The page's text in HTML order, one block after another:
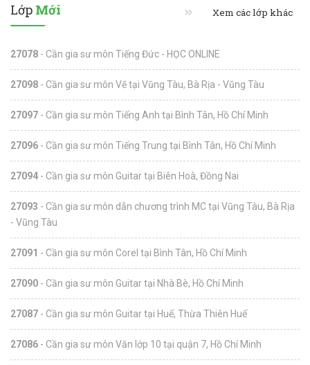
Lớp Mới Xem các lớp khác
27078 - Cần gia sư môn Tiếng Đức - HỌC ONLINE
27098 - Cần gia sư môn Vẽ tại Vũng Tàu, Bà Rịa - Vũng Tàu
27097 - Cần gia sư môn Tiếng Anh tại Bình Tân, Hồ Chí Minh
27096 - Cần gia sư môn Tiếng Trung tại Bình Tân, Hồ Chí Minh
27094 - Cần gia sư môn Guitar tại Biên Hoà, Đồng Nai
27093 - Cần gia sư môn dẫn chương trình MC tại Vũng Tàu, Bà Rịa
- Vũng Tàu
27091 - Cần gia sư môn Corel tại Bình Tân, Hồ Chí Minh
27090 - Cần gia sư môn Guitar tại Nhà Bè, Hồ Chí Minh
27087 - Cần gia sư môn Guitar tại Huế, Thừa Thiên Huế
27086 - Cần gia sư môn Văn lớp 10 tại quận 7, Hồ Chí Minh